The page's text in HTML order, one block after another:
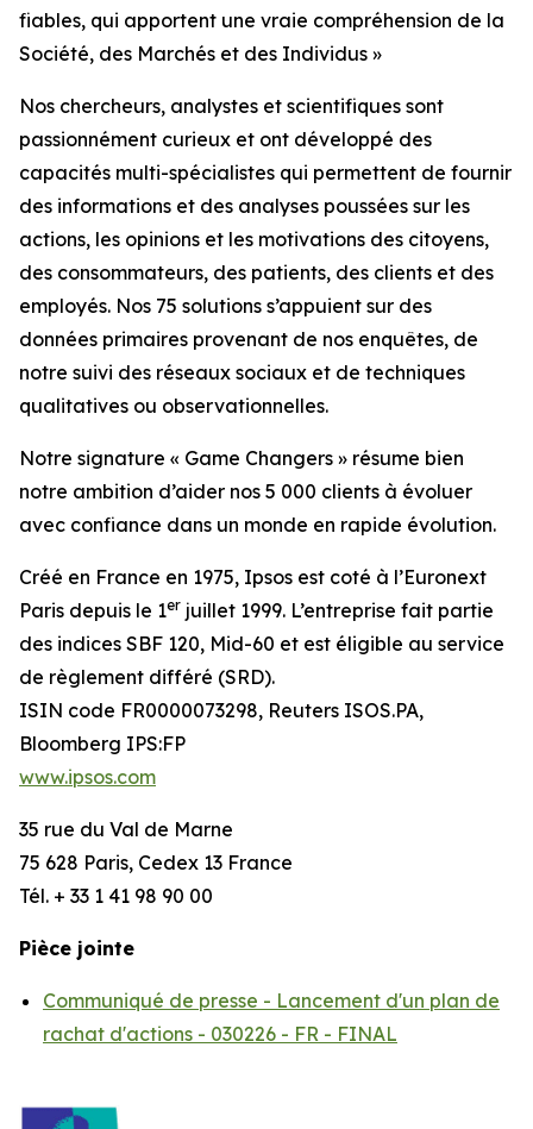
fiables, qui apportent une vraie compréhension de la
Société, des Marchés et des Individus »
Nos chercheurs, analystes et scientifiques sont
passionnément curieux et ont développé des
capacités multi-spécialistes qui permettent de fournir
des informations et des analyses poussées sur les
actions, les opinions et les motivations des citoyens,
des consommateurs, des patients, des clients et des
employés. Nos 75 solutions s’appuient sur des
données primaires provenant de nos enquêtes, de
notre suivi des réseaux sociaux et de techniques
qualitatives ou observationnelles.
Notre signature « Game Changers » résume bien
notre ambition d’aider nos 5 000 clients à évoluer
avec confiance dans un monde en rapide évolution.
Créé en France en 1975, Ipsos est coté à l’Euronext
Paris depuis le 1er juillet 1999. L’entreprise fait partie
des indices SBF 120, Mid-60 et est éligible au service
de règlement différé (SRD).
ISIN code FR0000073298, Reuters ISOS.PA,
Bloomberg IPS:FP
www.ipsos.com
35 rue du Val de Marne
75 628 Paris, Cedex 13 France
Tél. + 33 1 41 98 90 00
Pièce jointe
Communiqué de presse - Lancement d'un plan de
rachat d'actions - 030226 - FR - FINAL